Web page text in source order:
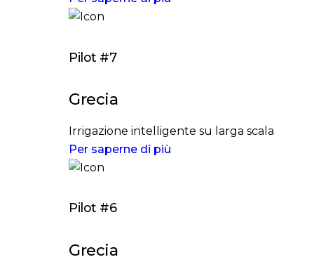
Pilot #7
Grecia
Irrigazione intelligente su larga scala
Per saperne di più
Pilot #6
Grecia